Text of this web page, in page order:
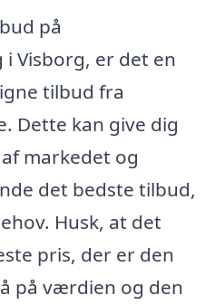
på
Visborg, er det en
tilbud fra
Dette kan give dig
markedet og
det bedste tilbud,
Husk, at det
pris, der er den
på værdien og den